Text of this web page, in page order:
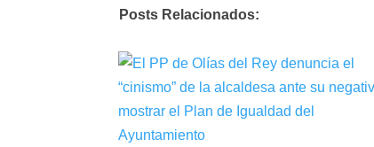
Posts Relacionados: